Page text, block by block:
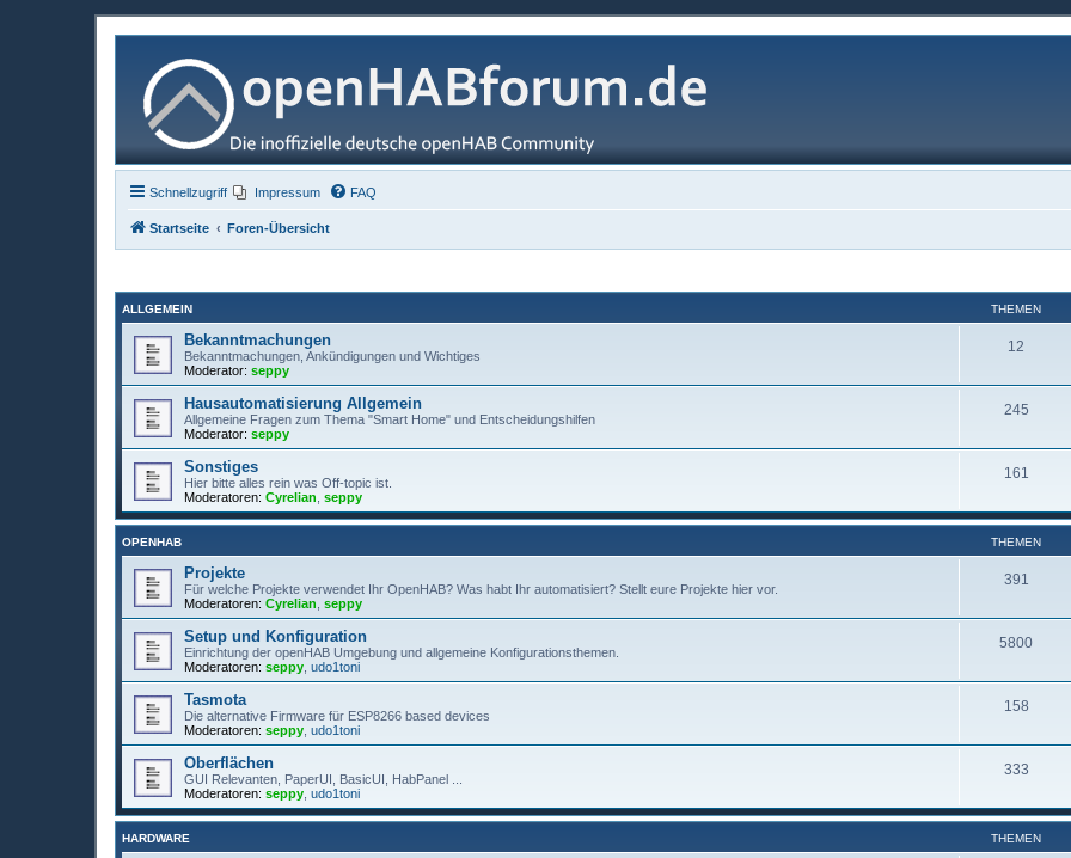
Schnellzugriff Impressum FAQ
Startseite Foren-Übersicht
ALLGEMEIN THEMEN
Bekanntmachungen
Bekanntmachungen, Ankündigungen und Wichtiges
Moderator: seppy
12
Hausautomatisierung Allgemein
Allgemeine Fragen zum Thema "Smart Home" und Entscheidungshilfen
Moderator: seppy
245
Sonstiges
Hier bitte alles rein was Off-topic ist.
Moderatoren: Cyrelian seppy
161
OPENHAB THEMEN
Projekte
Für welche Projekte verwendet Ihr OpenHAB? Was habt Ihr automatisiert? Stellt eure Projekte hier vor.
Moderatoren: Cyrelian seppy
391
Setup und Konfiguration
Einrichtung der openHAB Umgebung und allgemeine Konfigurationsthemen.
Moderatoren: seppy udo1toni
5800
Tasmota
Die alternative Firmware für ESP8266 based devices
Moderatoren: seppy udo1toni
158
Oberflächen
GUI Relevanten, PaperUI, BasicUI, HabPanel ...
Moderatoren: seppy udo1toni
333
HARDWARE THEMEN